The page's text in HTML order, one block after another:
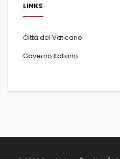
LINKS
Città del Vaticano
Governo Italiano